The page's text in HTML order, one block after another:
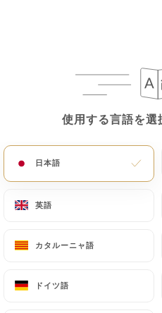
使用する言語を選
日本語
英語
カタルーニャ語
ドイツ語
使用する言語を選
日本語
英語
カタルーニャ語
ドイツ語